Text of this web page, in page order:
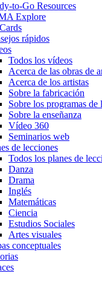
to-Go Resources
Explore
rápidos
Todos los vídeos
Acerca de las obras de
Acerca de los artistas
Sobre la fabricación
Sobre los programas
Sobre la enseñanza
Vídeo 360
Seminarios web
de lecciones
Todos los planes de
Danza
Drama
Inglés
Matemáticas
Ciencia
Estudios Sociales
Artes visuales
conceptuales